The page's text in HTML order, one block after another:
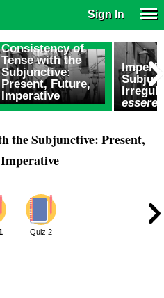
Sign In
Consistency of
Tense with the
Subjunctive:
Present, Future,
Imperative
the Subjunctive: Present,
Quiz 2